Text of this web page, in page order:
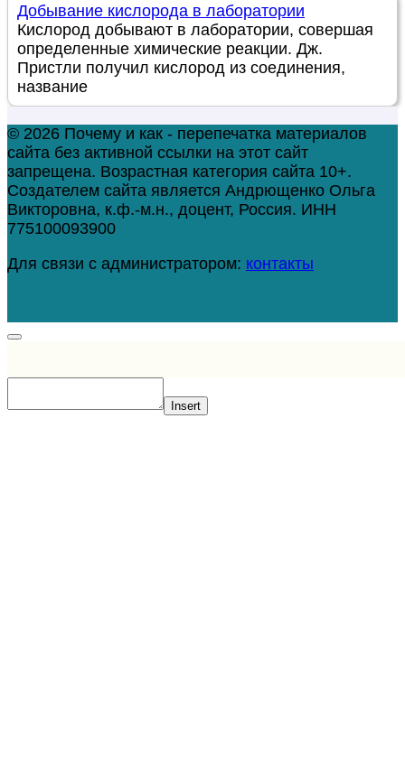
Добывание кислорода в лаборатории
Кислород добывают в лаборатории, совершая
определенные химические реакции. Дж.
Пристли получил кислород из соединения,
название
© 2026 Почему и как - перепечатка материалов
сайта без активной ссылки на этот сайт
запрещена. Возрастная категория сайта 10+.
Создателем сайта является Андрющенко Ольга
Викторовна, к.ф.-м.н., доцент, Россия. ИНН
775100093900
Для связи с администратором: контакты
Insert